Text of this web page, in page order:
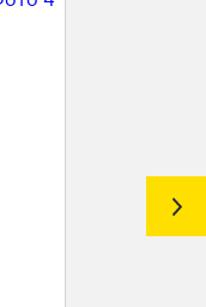
ID 5635
165